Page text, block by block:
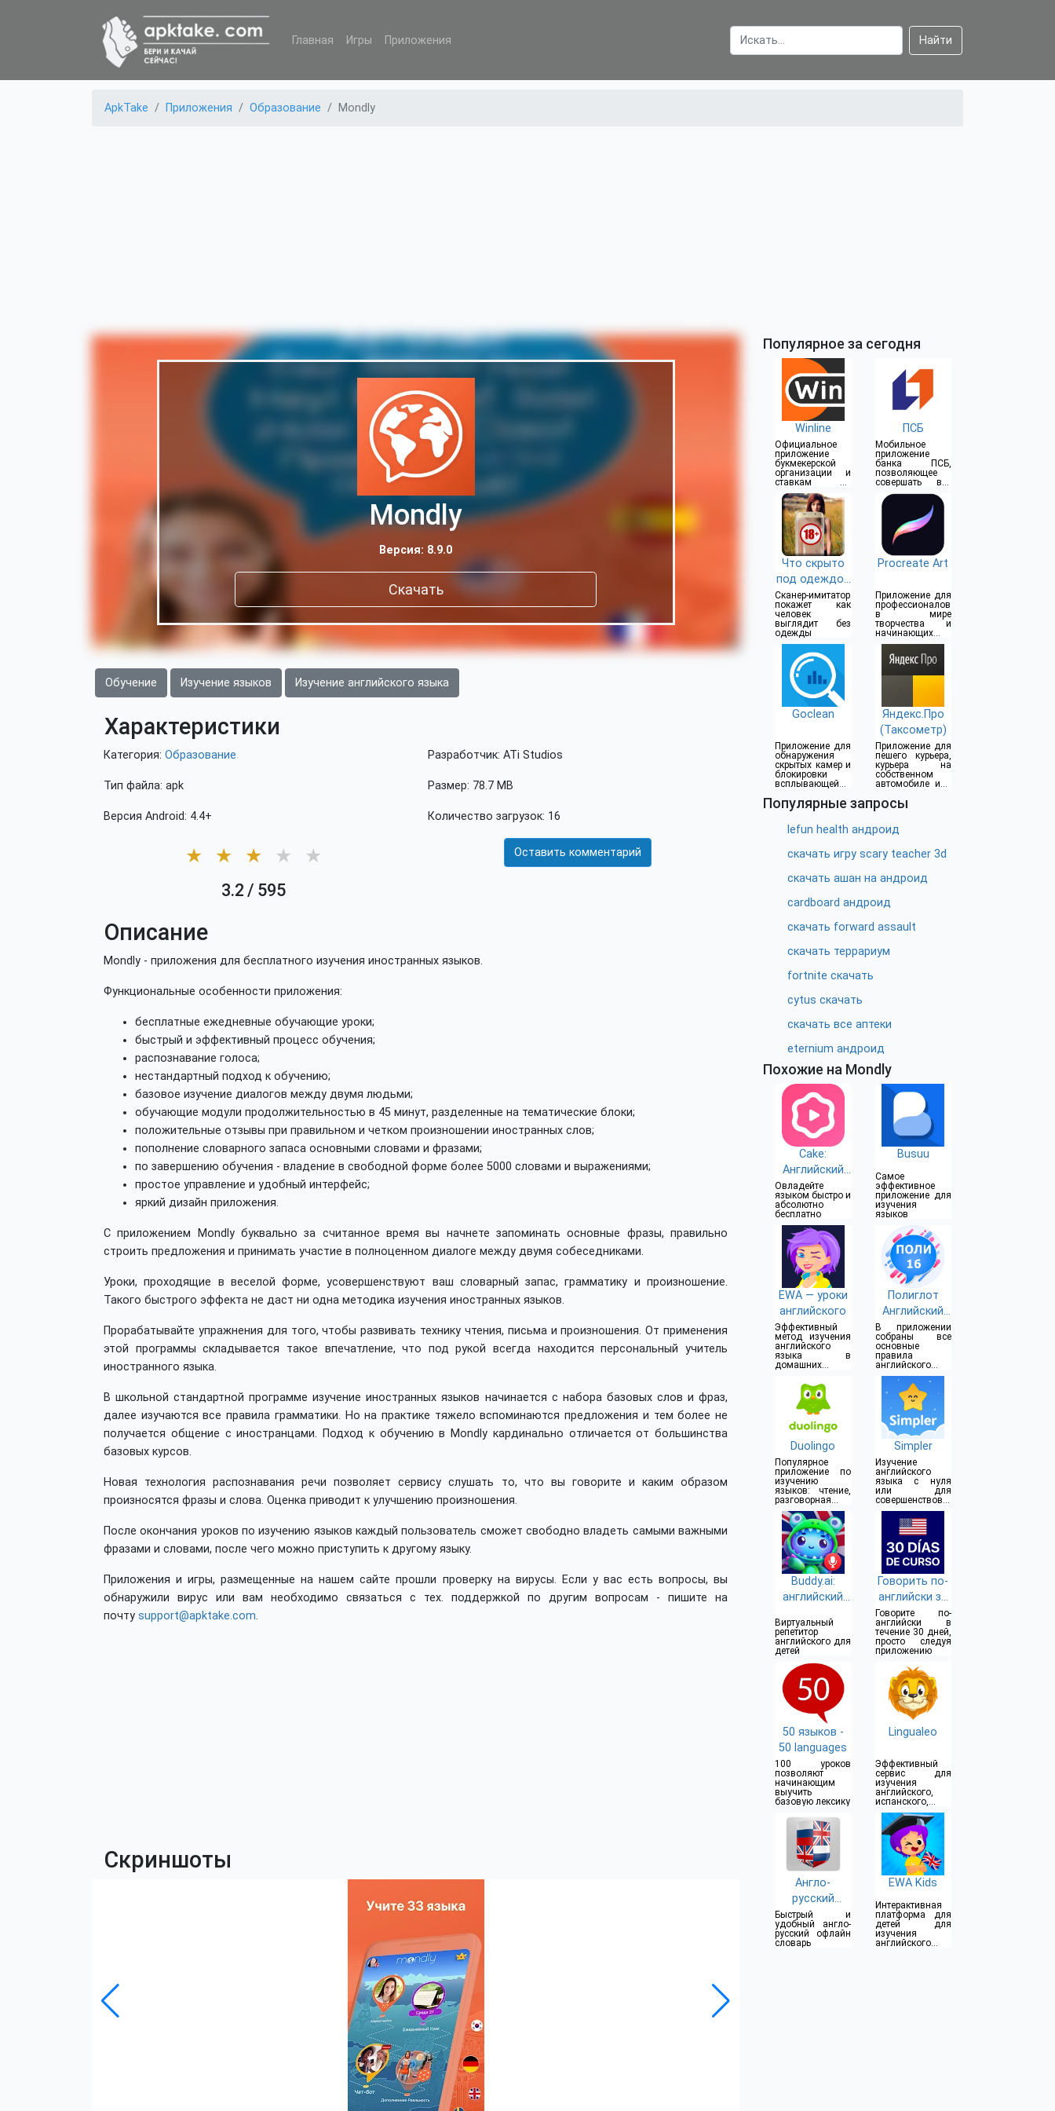
Главная Игры Приложения Найти
ApkTake Приложения Образование Mondly
Mondly
Версия: 8.9.0
Скачать
Обучение Изучение языков Изучение английского языка
Характеристики
Категория: Образование
Тип файла: apk
Версия Android: 4.4+
Разработчик: ATi Studios
Размер: 78.7 MB
Количество загрузок: 16
★ ★ ★ ★ ★
3.2 / 595
Оставить комментарий
Описание
Mondly - приложения для бесплатного изучения иностранных языков.
Функциональные особенности приложения:
бесплатные ежедневные обучающие уроки;
быстрый и эффективный процесс обучения;
распознавание голоса;
нестандартный подход к обучению;
базовое изучение диалогов между двумя людьми;
обучающие модули продолжительностью в 45 минут, разделенные на тематические блоки;
положительные отзывы при правильном и четком произношении иностранных слов;
пополнение словарного запаса основными словами и фразами;
по завершению обучения - владение в свободной форме более 5000 словами и выражениями;
простое управление и удобный интерфейс;
яркий дизайн приложения.
С приложением Mondly буквально за считанное время вы начнете запоминать основные фразы, правильно
строить предложения и принимать участие в полноценном диалоге между двумя собеседниками.
Уроки, проходящие в веселой форме, усовершенствуют ваш словарный запас, грамматику и произношение.
Такого быстрого эффекта не даст ни одна методика изучения иностранных языков.
Прорабатывайте упражнения для того, чтобы развивать технику чтения, письма и произношения. От применения
этой программы складывается такое впечатление, что под рукой всегда находится персональный учитель
иностранного языка.
В школьной стандартной программе изучение иностранных языков начинается с набора базовых слов и фраз,
далее изучаются все правила грамматики. Но на практике тяжело вспоминаются предложения и тем более не
получается общение с иностранцами. Подход к обучению в Mondly кардинально отличается от большинства
базовых курсов.
Новая технология распознавания речи позволяет сервису слушать то, что вы говорите и каким образом
произносятся фразы и слова. Оценка приводит к улучшению произношения.
После окончания уроков по изучению языков каждый пользователь сможет свободно владеть самыми важными
фразами и словами, после чего можно приступить к другому языку.
Приложения и игры, размещенные на нашем сайте прошли проверку на вирусы. Если у вас есть вопросы, вы
обнаружили вирус или вам необходимо связаться с тех. поддержкой по другим вопросам - пишите на
почту support@apktake.com.
Скриншоты
Популярное за сегодня
Winline
Официальное
приложение
букмекерской
организации и
ставкам на
спорт
ПСБ
Мобильное
приложение
банка ПСБ,
позволяющее
совершать все
операции прямо
из дома
Что скрыто
под одеждой
(18+)
Сканер-имитатор
покажет как
человек
выглядит без
одежды
Procreate Art
Приложение для
профессионалов
в мире
творчества и
начинающих
художников
Goclean
Приложение для
обнаружения
скрытых камер и
блокировки
всплывающей
Яндекс.Про
(Таксометр)
Приложение для
пешего курьера,
курьера на
собственном
автомобиле или
Популярные запросы
lefun health андроид
скачать игру scary teacher 3d
скачать ашан на андроид
cardboard андроид
скачать forward assault
скачать террариум
fortnite скачать
cytus скачать
скачать все аптеки
eternium андроид
Похожие на Mondly
Cake:
Английский
язык
Овладейте
языком быстро и
абсолютно
бесплатно
Busuu
Самое
эффективное
приложение для
изучения
языков
EWA — уроки
английского
Эффективный
метод изучения
английского
языка в
домашних
Полиглот
Английский
язык за 16
часов
В приложении
собраны все
основные
правила
английского
языка
Duolingo
Популярное
приложение по
изучению
языков: чтение,
разговорная
речь, письмо
Simpler
Изучение
английского
языка с нуля
или для
совершенствова
ния знаний
Buddy.ai:
английский
Виртуальный
репетитор
английского для
детей
Говорить по-
английски за
30 дней с
русского
Говорите по-
английски в
течение 30 дней,
просто следуя
приложению
50 языков -
50 languages
100 уроков
позволяют
начинающим
выучить
базовую лексику
Lingualeo
Эффективный
сервис для
изучения
английского,
испанского,
португальского и
турецкого
языков
Англо-
русский
словарь
Быстрый и
удобный англо-
русский офлайн
словарь
EWA Kids
Интерактивная
платформа для
детей для
изучения
английского